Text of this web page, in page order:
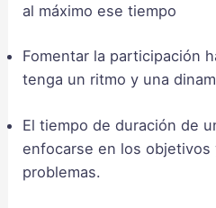
al máximo ese tiempo
Fomentar la participación
tenga un ritmo y una
El tiempo de duración de
enfocarse en los objetivos
problemas.